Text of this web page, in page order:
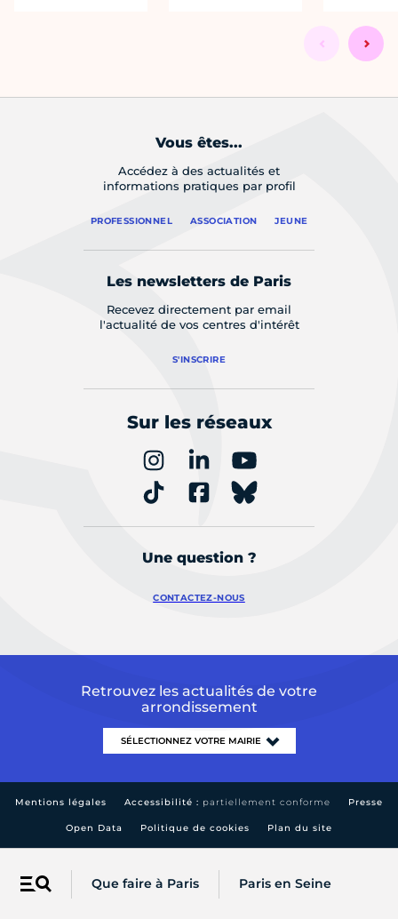
Menu Que faire à Paris Paris en Seine
Vous êtes...
Accédez à des actualités et
informations pratiques par profil
PROFESSIONNEL ASSOCIATION JEUNE
Les newsletters de Paris
Recevez directement par email
l'actualité de vos centres d'intérêt
S'INSCRIRE
Sur les réseaux
Une question ?
CONTACTEZ-NOUS
Retrouvez les actualités de votre
arrondissement
Mentions légales Accessibilité : partiellement conforme Presse
Open Data Politique de cookies Plan du site